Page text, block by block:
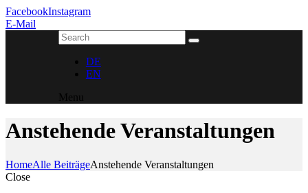
FacebookInstagram
E-Mail
DE
EN
Menu
Anstehende Veranstaltungen
HomeAlle BeiträgeAnstehende Veranstaltungen
Close